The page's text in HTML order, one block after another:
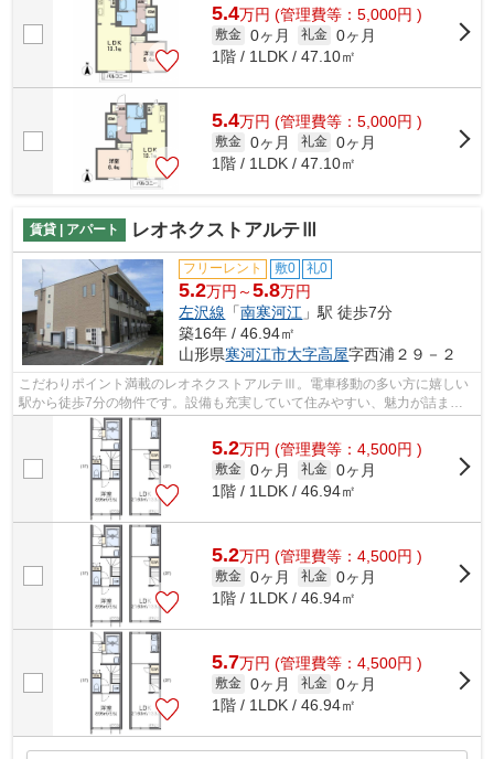
5.4万円 (管理費等：5,000円 )
敷金 0ヶ月 礼金 0ヶ月
1階 / 1LDK / 47.10㎡
5.4万円 (管理費等：5,000円 )
敷金 0ヶ月 礼金 0ヶ月
1階 / 1LDK / 47.10㎡
賃貸 | アパート レオネクストアルテⅢ
フリーレント 敷0 礼0
5.2万円～5.8万円
左沢線 「南寒河江 」駅 徒歩7分
築16年 / 46.94㎡
山形県寒河江市大字高屋字西浦２９－２
こだわりポイント満載のレオネクストアルテⅢ。電車移動の多い方に嬉しい
駅から徒歩7分の物件です。設備も充実していて住みやすい、魅力が詰まっ
たアパートです。南寒河江近辺になら沢...
5.2万円 (管理費等：4,500円 )
敷金 0ヶ月 礼金 0ヶ月
1階 / 1LDK / 46.94㎡
5.2万円 (管理費等：4,500円 )
敷金 0ヶ月 礼金 0ヶ月
1階 / 1LDK / 46.94㎡
5.7万円 (管理費等：4,500円 )
敷金 0ヶ月 礼金 0ヶ月
1階 / 1LDK / 46.94㎡